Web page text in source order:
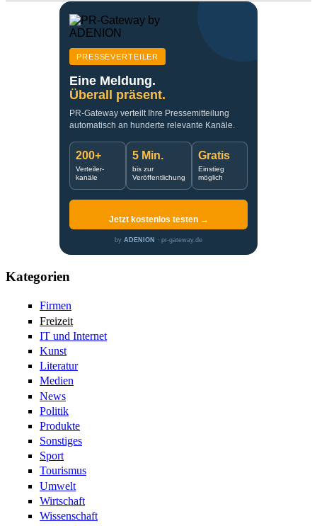
PRESSEVERTEILER
Eine Meldung.
Überall präsent.
PR-Gateway verteilt Ihre Pressemitteilung
automatisch an hunderte relevante Kanäle.
200+
Verteiler-
kanäle
5 Min.
bis zur
Veröffentlichung
Gratis
Einstieg
möglich
Jetzt kostenlos testen →
by ADENION · pr-gateway.de
Kategorien
Firmen
Freizeit
IT und Internet
Kunst
Literatur
Medien
News
Politik
Produkte
Sonstiges
Sport
Tourismus
Umwelt
Wirtschaft
Wissenschaft